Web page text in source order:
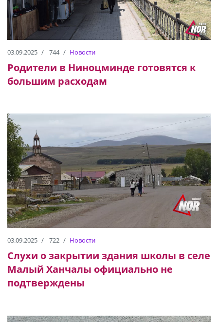
03.09.2025 744 Новости
Родители в Ниноцминде готовятся к
большим расходам
03.09.2025 722 Новости
Слухи о закрытии здания школы в селе
Малый Ханчалы официально не
подтверждены